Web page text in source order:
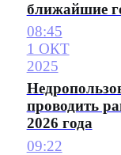
ближайшие
08:45
1 ОКТ
2025
проводить
2026 года
09:22